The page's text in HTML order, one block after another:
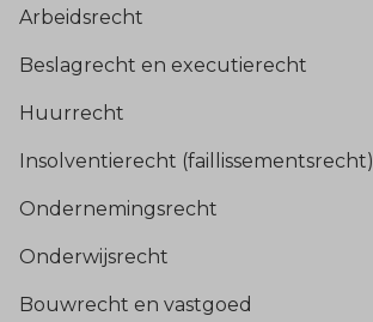
Arbeidsrecht
Beslagrecht en executierecht
Huurrecht
Insolventierecht (faillissementsrecht)
Ondernemingsrecht
Onderwijsrecht
Bouwrecht en vastgoed